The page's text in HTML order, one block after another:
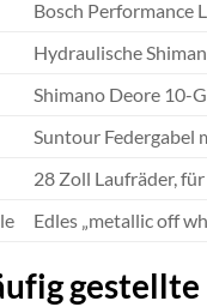
Bosch Performance
Hydraulische
Shimano Deore 10-
Suntour Federgabel
28 Zoll Laufräder,
Edles „metallic off